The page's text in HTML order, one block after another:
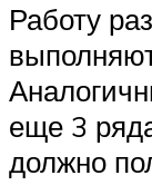
Работу
еще 3
должно